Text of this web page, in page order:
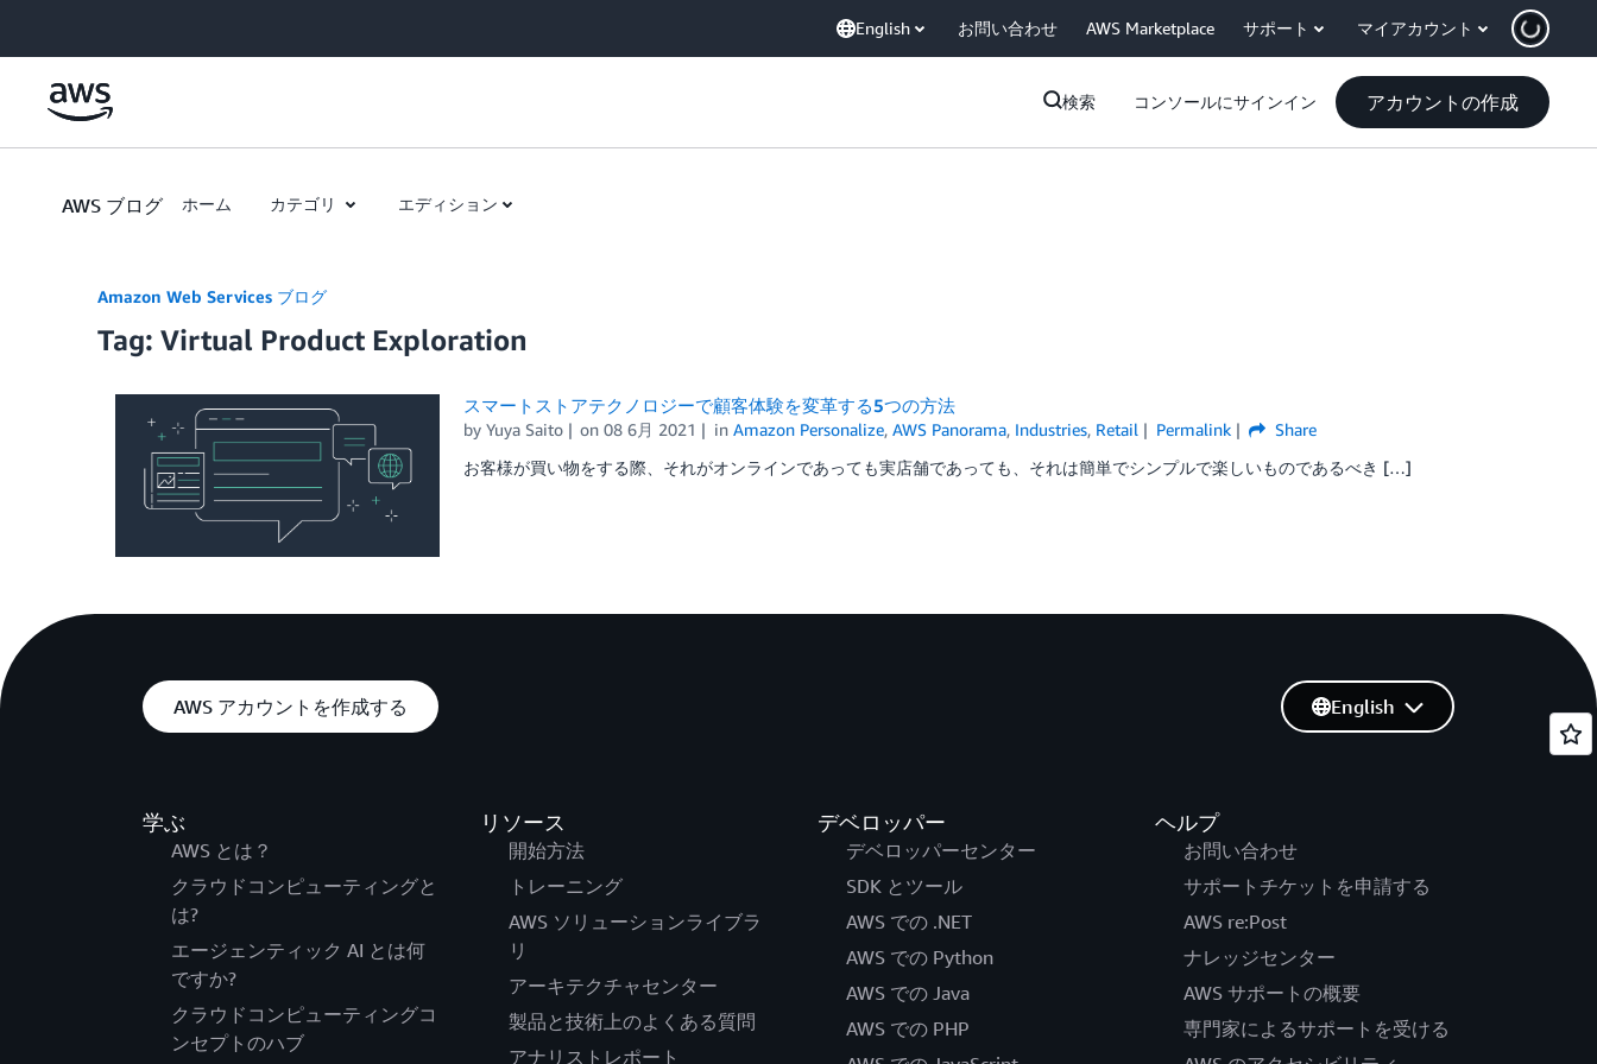
English お問い合わせ AWS Marketplace サポート マイアカウント
検索 コンソールにサインイン アカウントの作成
AWS ブログ ホーム カテゴリ エディション
Amazon Web Services ブログ
Tag: Virtual Product Exploration
スマートストアテクノロジーで顧客体験を変革する5つの方法
by Yuya Saito on08 6月 2021 inAmazon Personalize,AWS Panorama, Industries, Retail Permalink
Share
お客様が買い物をする際、それがオンラインであっても実店舗であっても、それは簡単でシンプルで楽しいものであるべき […]
AWS アカウントを作成する
学ぶ
AWS とは？
クラウドコンピューティングと
は?
エージェンティック AI とは何
ですか?
クラウドコンピューティングコ
ンセプトのハブ
リソース
開始方法
トレーニング
AWS ソリューションライブラ
リ
アーキテクチャセンター
製品と技術上のよくある質問
アナリストレポート
デベロッパー
デベロッパーセンター
SDK とツール
AWS での .NET
AWS での Python
AWS での Java
AWS での PHP
ヘルプ
お問い合わせ
サポートチケットを申請する
AWS re:Post
ナレッジセンター
AWS サポートの概要
専門家によるサポートを受ける
English